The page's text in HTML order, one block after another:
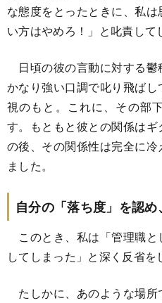
な態度をとったときに、私
い方はやめろ！」と叱責して
日頃の彼の言動に対する鬱
かなり強い口調で叱り飛ば
視のもと。これに、その部
す。もともと彼との関係は
の後、その関係性は完全に
ました。
自分の「落ち度」を認
このとき、私は「管理職と
してしまった」と深く反省を
たしかに、あのような場